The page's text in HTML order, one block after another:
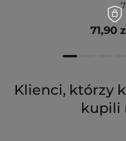
71,90
Klienci, którzy
kupili